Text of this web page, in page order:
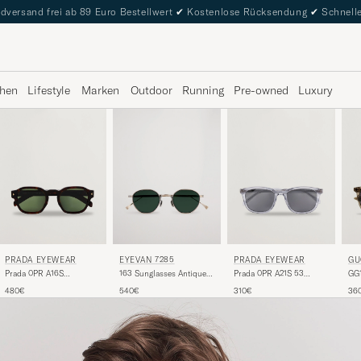
frei ab 89 Euro Bestellwert ✔ Kostenlose Rücksendung ✔
Lifestyle Marken Outdoor Running Pre-owned Luxury
PRADA EYEWEAR
Prada 0PR A16S
Tortoise
480€
EYEVAN 7285
163 Sunglasses Antique
540€
PRADA EYEWEAR
Prada 0PR A21S 53
310€